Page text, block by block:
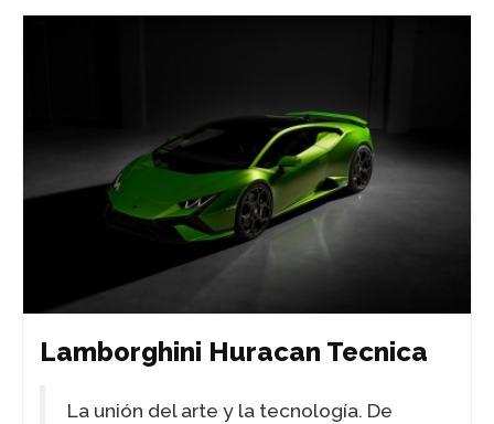
Lamborghini Huracan Tecnica
La unión del arte y la tecnología. De